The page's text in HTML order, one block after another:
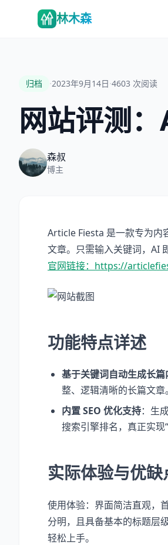
林木森
归档 ·2023年9月14日·4603 次阅读
网站评测
森叔
博主
Article Fiesta 是一款专为内
文章。只需输入关键词，AI
官网链接：https://
功能特点详述
基于关键词自动生成长篇
整、逻辑清晰的长篇文
内置 SEO 优化支持：生
搜索引擎排名，真正实现
实际体验与优
使用体验：界面简洁直观，
分明，且具备基本的标题层
轻松上手。